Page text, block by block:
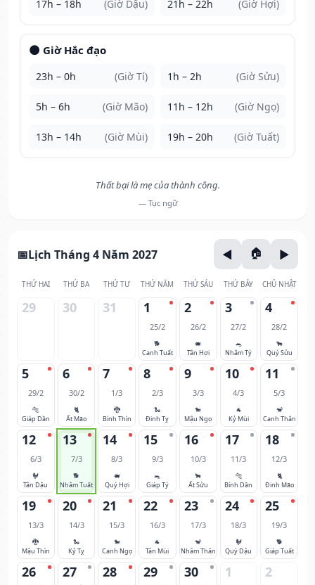
17h – 18h (Giờ Dậu) 21h – 22h (Giờ Hợi)
🌑 Giờ Hắc đạo
23h – 0h (Giờ Tí) 1h – 2h (Giờ Sửu)
5h – 6h (Giờ Mão) 11h – 12h (Giờ Ngọ)
13h – 14h (Giờ Mùi) 19h – 20h (Giờ Tuất)
Thất bại là mẹ của thành công.
— Tục ngữ
Lịch Tháng 4 Năm 2027
THỨ HAI THỨ BA THỨ TƯ THỨ NĂM THỨ SÁU THỨ BẢY CHỦ NHẬT
29 30 31 1
25/2
🐕
Canh Tuất
2
26/2
🐖
Tân Hợi
3
27/2
🐀
Nhâm Tý
4
28/2
🐂
Quý Sửu
5
29/2
🐅
Giáp Dần
6
30/2
🐈
Ất Mão
7
1/3
🐉
Bính Thìn
8
2/3
🐍
Đinh Tỵ
9
3/3
🐎
Mậu Ngọ
10
4/3
🐐
Kỷ Mùi
11
5/3
🐒
Canh Thân
12
6/3
🐓
Tân Dậu
13
7/3
🐕
Nhâm Tuất
14
8/3
🐖
Quý Hợi
15
9/3
🐀
Giáp Tý
16
10/3
🐂
Ất Sửu
17
11/3
🐅
Bính Dần
18
12/3
🐈
Đinh Mão
19
13/3
🐉
Mậu Thìn
20
14/3
🐍
Kỷ Tỵ
21
15/3
🐎
Canh Ngọ
22
16/3
🐐
Tân Mùi
23
17/3
🐒
Nhâm Thân
24
18/3
🐓
Quý Dậu
25
19/3
🐕
Giáp Tuất
26 27 28 29 30 1 2